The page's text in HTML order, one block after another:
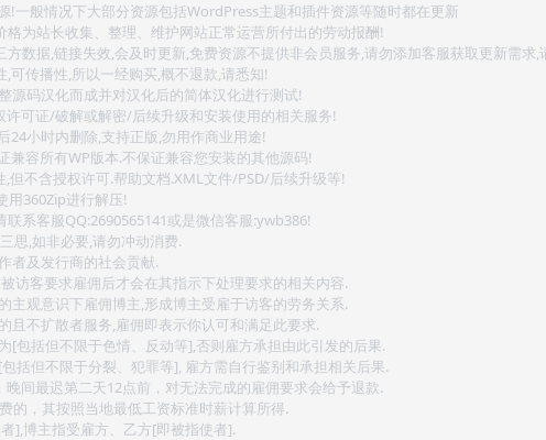
!一般情况下大部分资源包括WordPress主题和插件资源等随时都在更新
为站长收集、整理、维护网站正常运营所付出的劳动报酬!
数据,链接失效,会及时更新,免费资源不提供非会员服务,请勿添加客服获取更新需求,
可传播性,所以一经购买,概不退款,请悉知!
源码汉化而成并对汉化后的简体汉化进行测试!
可证/破解或解密/后续升级和安装使用的相关服务!
24小时内删除,支持正版,勿用作商业用途!
兼容所有WP版本.不保证兼容您安装的其他源码!
但不含授权许可.帮助文档.XML文件/PSD/后续升级等!
用360Zip进行解压!
系客服QQ:2690565141或是微信客服:ywb386!
思,如非必要,请勿冲动消费.
者及发行商的社会贡献.
访客要求雇佣后才会在其指示下处理要求的相关内容.
观意识下雇佣博主,形成博主受雇于访客的劳务关系.
不扩散者服务,雇佣即表示你认可和满足此要求.
包括但不限于色情、反动等],否则雇方承担由此引发的后果.
括但不限于分裂、犯罪等], 雇方需自行鉴别和承担相关后果.
间最迟第二天12点前，对无法完成的雇佣要求会给予退款.
的，其按照当地最低工资标准时薪计算所得.
],博主指受雇方、乙方[即被指使者].